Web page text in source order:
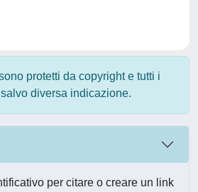
protetti da copyright e tutti i
diversa indicazione.
per citare o creare un link